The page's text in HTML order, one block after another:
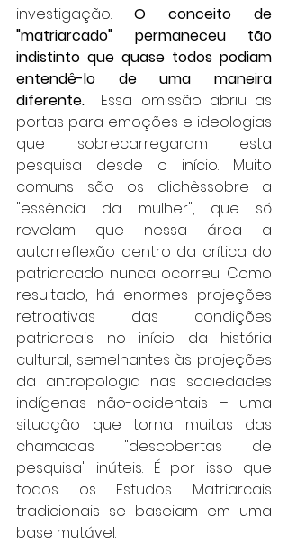
investigação. O conceito de
"matriarcado" permaneceu tão
indistinto que quase todos podiam
entendê-lo de uma maneira
diferente. Essa omissão abriu as
portas para emoções e ideologias
que sobrecarregaram esta
pesquisa desde o início. Muito
comuns são os clichêssobre a
"essência da mulher", que só
revelam que nessa área a
autorreflexão dentro da crítica do
patriarcado nunca ocorreu. Como
resultado, há enormes projeções
retroativas das condições
patriarcais no início da história
cultural, semelhantes às projeções
da antropologia nas sociedades
indígenas não-ocidentais – uma
situação que torna muitas das
chamadas "descobertas de
pesquisa" inúteis. É por isso que
todos os Estudos Matriarcais
tradicionais se baseiam em uma
base mutável.